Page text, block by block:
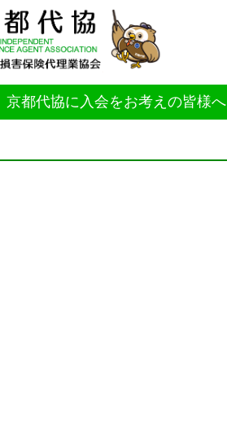
京都代協に入会をお考えの皆様へ